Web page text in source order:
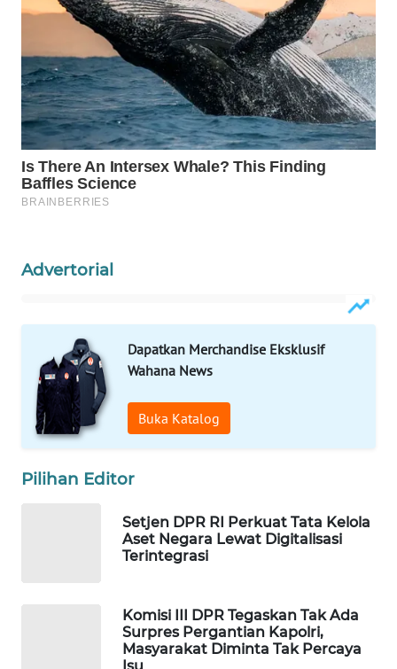
Advertorial
Dapatkan Merchandise Eksklusif
Wahana News
Buka Katalog
Pilihan Editor
Setjen DPR RI Perkuat Tata Kelola
Aset Negara Lewat Digitalisasi
Terintegrasi
Komisi III DPR Tegaskan Tak Ada
Surpres Pergantian Kapolri,
Masyarakat Diminta Tak Percaya
Isu
WAHANA
WAHANA
PERSONA
WAHANA
OTOMOTIF
WISATA
LAPAK
WAHANA
Wahana